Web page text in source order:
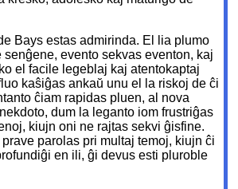
Bays estas admirinda. El lia plumo
evento sekvas eventon, kaj
el facile legeblaj kaj atentokaptaj
kaŝiĝas ankaŭ unu el la riskoj de ĉi
ĉiam rapidas pluen, al nova
dum la leganto iom frustriĝas
kiujn oni ne rajtas sekvi ĝisfine.
parolas pri multaj temoj, kiujn ĉi
en ili, ĝi devus esti pluroble